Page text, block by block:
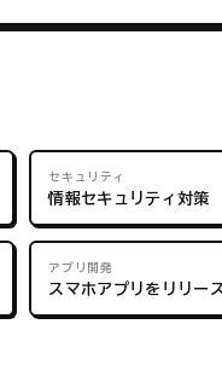
セキュリティ
情報セキュリティ対策
アプリ開発
スマホアプリをリリー